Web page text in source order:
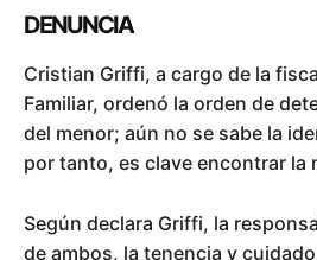
DENUNCIA
Cristian Griffi, a cargo de la
Familiar, ordenó la orden de
del menor; aún no se sabe la
por tanto, es clave encontrar la
Según declara Griffi, la
de ambos, la tenencia y